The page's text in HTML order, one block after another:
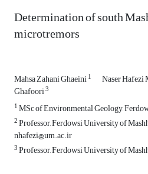
Determination of south
microtremors
Mahsa Zahani Ghaeini1 Naser Hafezi
Ghafoori3
1MSc of Environmental Geology,
2Professor, Ferdowsi University of
nhafezi@um.ac.ir
3Professor, Ferdowsi University of